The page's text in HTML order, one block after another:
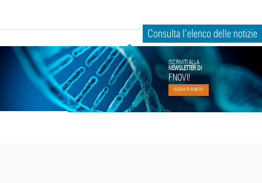
Consulta l'elenco delle notizie
FNOVI!
ISCRIVITI SUBITO
ISCRIVITI ALLA
NEWSLETTER DI